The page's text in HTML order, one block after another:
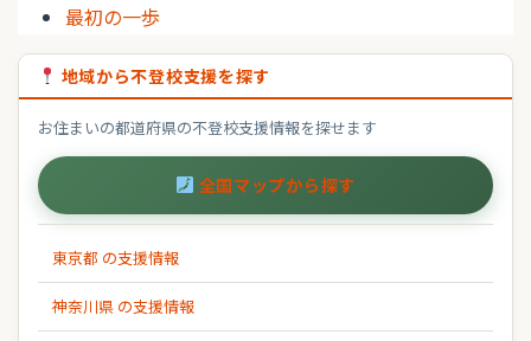
最初の一歩
地域から不登校支援を探す
お住まいの都道府県の不登校支援情報を探せます
全国マップから探す
東京都 の支援情報
神奈川県 の支援情報